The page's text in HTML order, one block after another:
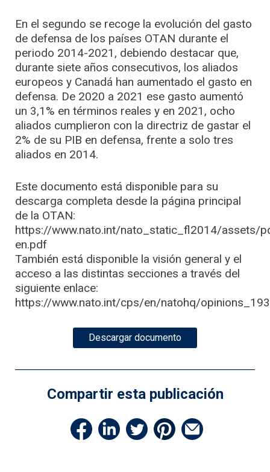
En el segundo se recoge la evolución del gasto
de defensa de los países OTAN durante el
periodo 2014-2021, debiendo destacar que,
durante siete años consecutivos, los aliados
europeos y Canadá han aumentado el gasto en
defensa. De 2020 a 2021 ese gasto aumentó
un 3,1% en términos reales y en 2021, ocho
aliados cumplieron con la directriz de gastar el
2% de su PIB en defensa, frente a solo tres
aliados en 2014.
Este documento está disponible para su
descarga completa desde la página principal
de la OTAN:
https://www.nato.int/nato_static_fl2014/
en.pdf
También está disponible la visión general y el
acceso a las distintas secciones a través del
siguiente enlace:
https://www.nato.int/cps/en/natohq/
Descargar documento
Compartir esta publicación